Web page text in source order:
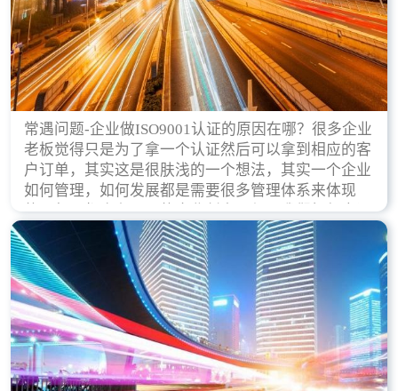
常遇问题-企业做ISO9001认证的原因在哪？很多企业
老板觉得只是为了拿一个认证然后可以拿到相应的客
户订单，其实这是很肤浅的一个想法，其实一个企业
如何管理，如何发展都是需要很多管理体系来体现
的，每天都会有不同的企业创立，但是我们如何去证
实一个企业的合法，有质量保证了？这就是ISO9001
认证体现价值的时候，那么键锋小编就来细说下企业
做ISO9001认证的根本原因。